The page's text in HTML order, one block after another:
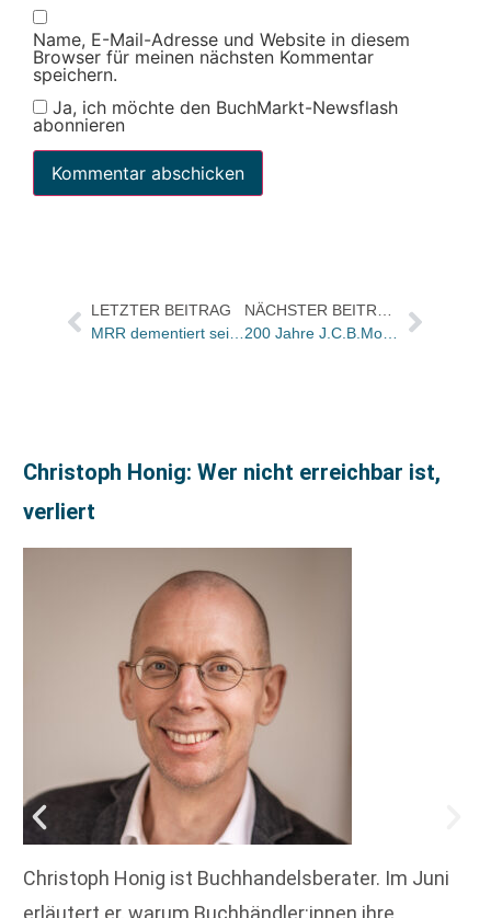
Name, E-Mail-Adresse und Website in diesem
Browser für meinen nächsten Kommentar
speichern.
Ja, ich möchte den BuchMarkt-Newsflash
abonnieren
LETZTER BEITRAG
MRR dementiert seinen Rückzug
Christoph Honig: Wer nicht erreichbar ist,
verliert
Christoph Honig ist Buchhandelsberater. Im Juni
erläutert er, warum Buchhändler:innen ihre